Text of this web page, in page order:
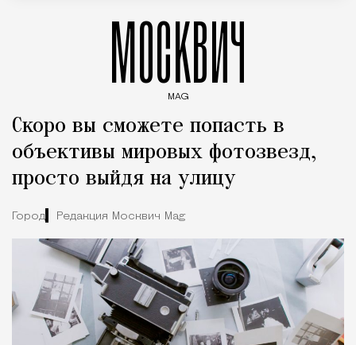
МОСКВИЧ
MAG
Скоро вы сможете попасть в
объективы мировых фотозвезд,
просто выйдя на улицу
Город Редакция Москвич Mag